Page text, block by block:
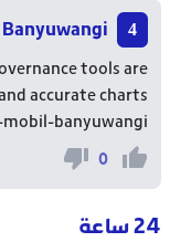
tools are
accurate charts.
banyuwangi/
0
24 ساعة